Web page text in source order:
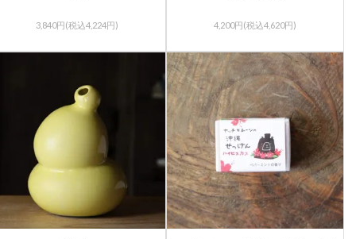
3,840円(税込4,224円) 4,200円(税込4,620円)